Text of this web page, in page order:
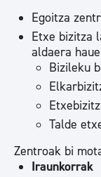
Egoitza
Etxe bizitza
aldaera
Bizileku
Talde
Zentroak bi
Iraunkorrak